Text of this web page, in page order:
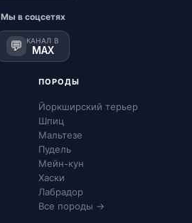
Мы в соцсетях
💬 КАНАЛ В
MAX
ПОРОДЫ
Йоркширский терьер
Шпиц
Мальтезе
Пудель
Мейн-кун
Хаски
Лабрадор
Все породы →